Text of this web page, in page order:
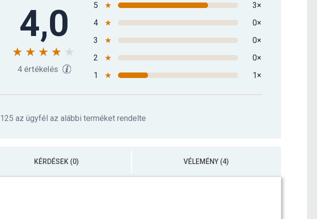
4,0
4 értékelés
5 ★
3×
4
★
0×
3
★
0×
2
★
0×
1
★ 1×
125 az ügyfél az alábbi terméket rendelte
KÉRDÉSEK (0) VÉLEMÉNY (4)